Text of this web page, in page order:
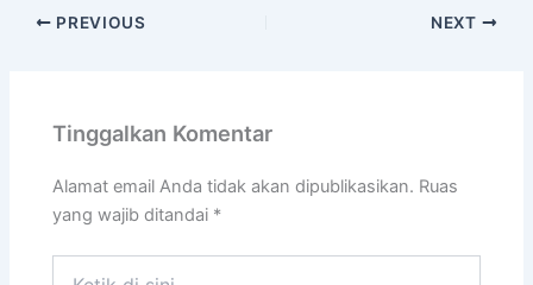
PREVIOUS NEXT
Tinggalkan Komentar
Alamat email Anda tidak akan dipublikasikan. Ruas
yang wajib ditandai *